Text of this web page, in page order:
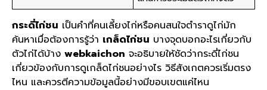
กระดี่ไก่ชน เป็นคำที่คนเลี้ยงไก่หรือคนสนใจตำราดูไก่มัก
ค้นหาเมื่อต้องการรู้ว่า เกล็ดไก่ชน บางจุดบอกอะไรเกี่ยวกับ
ตัวไก่ได้บ้าง webkaichon จะอธิบายให้ชัดว่ากระดี่ไก่ชน
เกี่ยวข้องกับการดูเกล็ดไก่ชนอย่างไร วิธีสังเกตควรเริ่มตรง
ไหน และควรตีความข้อมูลนี้อย่างมีขอบเขตแค่ไหน